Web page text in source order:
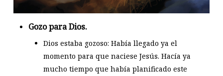
Gozo para Dios.
Dios estaba gozoso: Había llegado ya el
momento para que naciese Jesús. Hacía ya
mucho tiempo que había planificado este